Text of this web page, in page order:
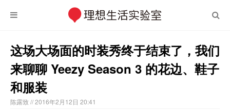
这场大场面的时装秀终于结束了，我们
来聊聊 Yeezy Season 3 的花边、鞋子
和服装
陈露致// 2016年2月12日 20:41